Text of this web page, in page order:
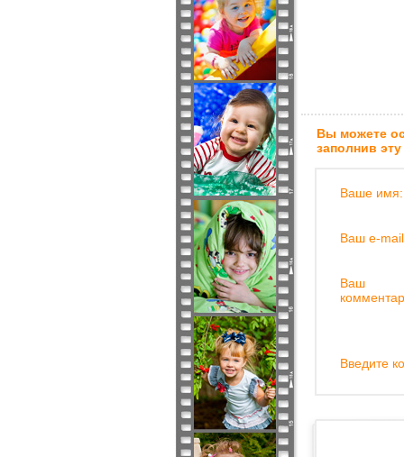
Вы можете
заполнив
Ваше имя:
Ваш e-
Ваш
Введите